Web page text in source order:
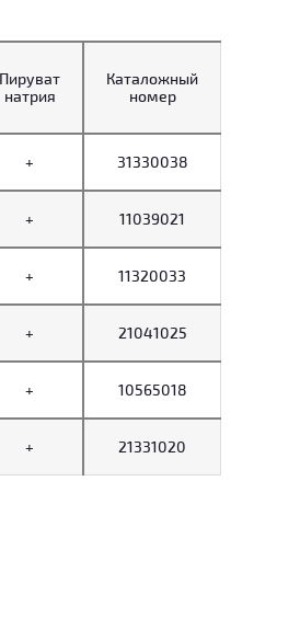
Пируват
натрия
Каталожный
номер
+ 31330038
+ 11039021
+ 11320033
+ 21041025
+ 10565018
+ 21331020